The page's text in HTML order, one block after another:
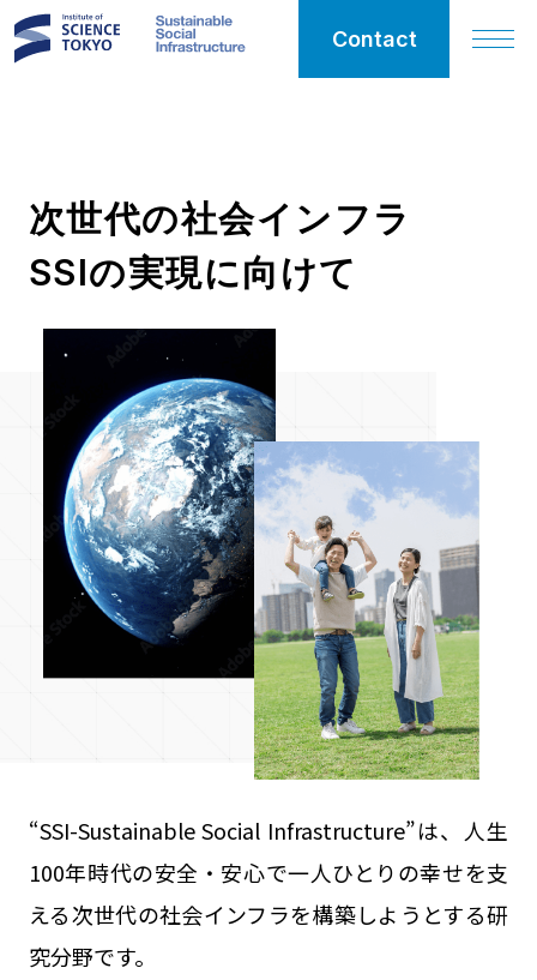
Contact
SSI
Sustainable
Social
Infrastructure
次世代の社会インフラ
SSIの実現に向けて
“SSI-Sustainable Social Infrastructure”は、人生
100年時代の安全・安心で一人ひとりの幸せを支
える次世代の社会インフラを構築しようとする研
究分野です。